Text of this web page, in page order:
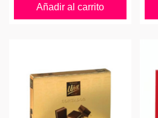
Añadir al carrito